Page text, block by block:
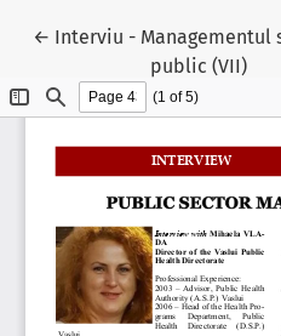
← Reveniți la detaliile
Interviu - Managementul
public (VII)